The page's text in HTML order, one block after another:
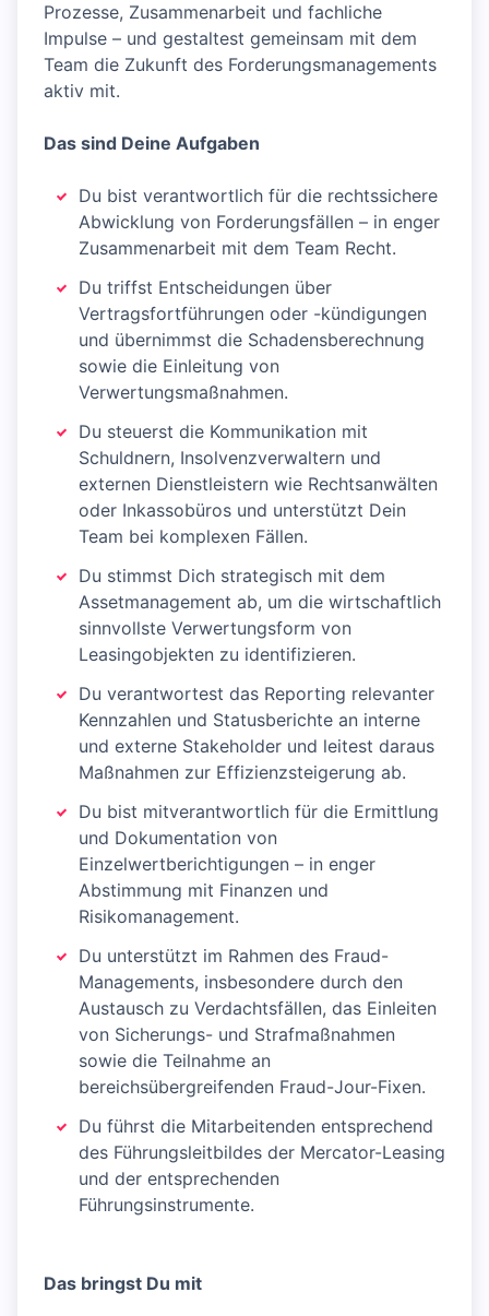
Prozesse, Zusammenarbeit und fachliche
Impulse – und gestaltest gemeinsam mit dem
Team die Zukunft des Forderungsmanagements
aktiv mit.
Das sind Deine Aufgaben
Du bist verantwortlich für die rechtssichere
Abwicklung von Forderungsfällen – in enger
Zusammenarbeit mit dem Team Recht.
Du triffst Entscheidungen über
Vertragsfortführungen oder -kündigungen
und übernimmst die Schadensberechnung
sowie die Einleitung von
Verwertungsmaßnahmen.
Du steuerst die Kommunikation mit
Schuldnern, Insolvenzverwaltern und
externen Dienstleistern wie Rechtsanwälten
oder Inkassobüros und unterstützt Dein
Team bei komplexen Fällen.
Du stimmst Dich strategisch mit dem
Assetmanagement ab, um die wirtschaftlich
sinnvollste Verwertungsform von
Leasingobjekten zu identifizieren.
Du verantwortest das Reporting relevanter
Kennzahlen und Statusberichte an interne
und externe Stakeholder und leitest daraus
Maßnahmen zur Effizienzsteigerung ab.
Du bist mitverantwortlich für die Ermittlung
und Dokumentation von
Einzelwertberichtigungen – in enger
Abstimmung mit Finanzen und
Risikomanagement.
Du unterstützt im Rahmen des Fraud-
Managements, insbesondere durch den
Austausch zu Verdachtsfällen, das Einleiten
von Sicherungs- und Strafmaßnahmen
sowie die Teilnahme an
bereichsübergreifenden Fraud-Jour-Fixen.
Du führst die Mitarbeitenden entsprechend
des Führungsleitbildes der Mercator-Leasing
und der entsprechenden
Führungsinstrumente.
Das bringst Du mit